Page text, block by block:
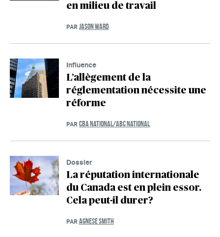
en milieu de travail
PAR JASON WARD
Influence
L’allègement de la
réglementation nécessite une
réforme
PAR CBA NATIONAL/ABC NATIONAL
Dossier
La réputation internationale
du Canada est en plein essor.
Cela peut-il durer?
PAR AGNESE SMITH